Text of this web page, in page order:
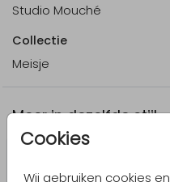
Cookies
Wij gebruiken cookies
Studio Mouché
Collectie
Meisje
Meer in dezelfde stijl